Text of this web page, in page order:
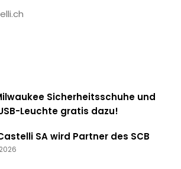
Sicherheitsschuhe und
Leuchte gratis dazu!
SA wird Partner des SCB